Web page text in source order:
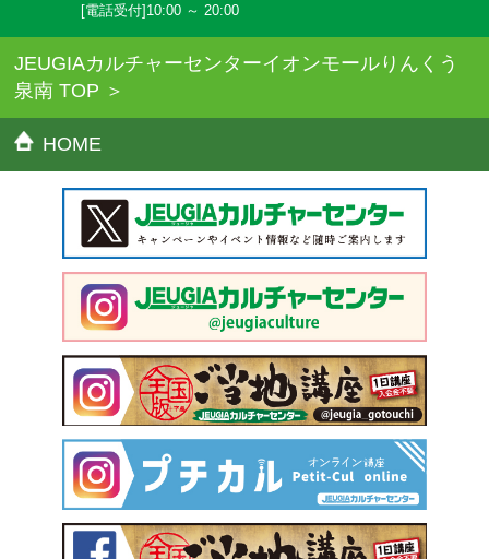
[電話受付]10:00 ～ 20:00
JEUGIAカルチャーセンターイオンモールりんくう
泉南 TOP
HOME